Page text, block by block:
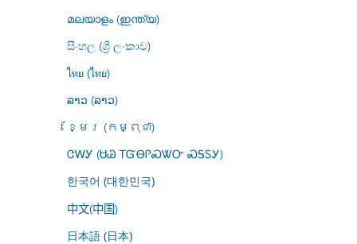
മലയാളം (ഇന്ത്യ)
සිංහල (ශ්‍රී ලංකාව)
ไทย (ไทย)
ລາວ (ລາວ)
ខ្មែរ (កម្ពុជា)
ᏣᎳᎩ (ᏌᏊ ᎢᏳᎾᎵᏍᏔᏅ ᏍᎦᏚᎩ)
한국어 (대한민국)
中文(中国)
日本語 (日本)